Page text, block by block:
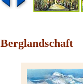
Berglandschaft